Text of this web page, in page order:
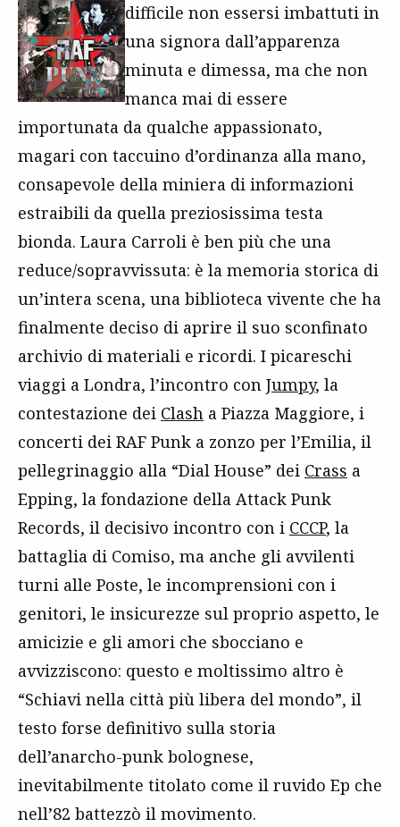
difficile non essersi imbattuti in
una signora dall’apparenza
minuta e dimessa, ma che non
manca mai di essere
importunata da qualche appassionato,
magari con taccuino d’ordinanza alla mano,
consapevole della miniera di informazioni
estraibili da quella preziosissima testa
bionda. Laura Carroli è ben più che una
reduce/sopravvissuta: è la memoria storica di
un’intera scena, una biblioteca vivente che ha
finalmente deciso di aprire il suo sconfinato
archivio di materiali e ricordi. I picareschi
viaggi a Londra, l’incontro con Jumpy, la
contestazione dei Clash a Piazza Maggiore, i
concerti dei RAF Punk a zonzo per l’Emilia, il
pellegrinaggio alla “Dial House” dei Crass a
Epping, la fondazione della Attack Punk
Records, il decisivo incontro con i CCCP, la
battaglia di Comiso, ma anche gli avvilenti
turni alle Poste, le incomprensioni con i
genitori, le insicurezze sul proprio aspetto, le
amicizie e gli amori che sbocciano e
avvizziscono: questo e moltissimo altro è
“Schiavi nella città più libera del mondo”, il
testo forse definitivo sulla storia
dell’anarcho-punk bolognese,
inevitabilmente titolato come il ruvido Ep che
nell’82 battezzò il movimento.